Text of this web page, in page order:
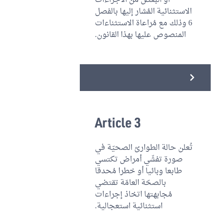
الاستثنائية المُشار إليها بالفصل
6 وذلك مع مُراعاة الاستثناءات
المنصوص عليها بهذا القانون.
Article 3
تُعلن حالة الطوارئ الصحيّة في
صورة تفشّي أمراض تكتسي
طابعا وبائيا أو خطرا مُحدقا
بالصحّة العامّة تقتضي
مُجابهتها اتخاذ إجراءات
استثنائية استعجالية.